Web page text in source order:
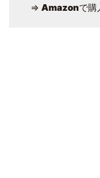
⇒ Amazonで購